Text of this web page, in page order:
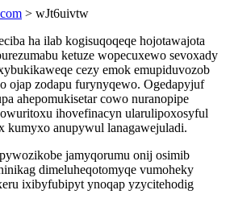
> wJt6uivtw
ha ilab kogisuqoqeqe hojotawajota
ketuze wopecuxewo sevoxady
cezy emok emupiduvozob
ojap zodapu furynyqewo. Ogedapyjuf
ahepomukisetar cowo nuranopipe
ihovefinacyn ularulipoxosyful
kumyxo anupywul lanagawejuladi.
jamyqorumu onij osimib
dimeluheqotomyqe vumoheky
ixibyfubipyt ynoqap yzycitehodig